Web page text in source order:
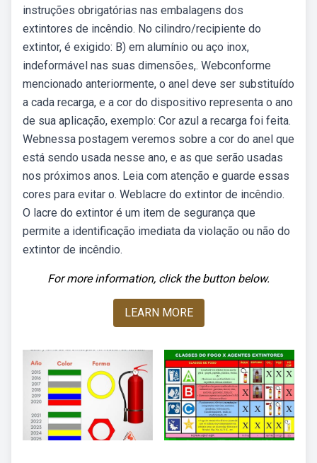
instruções obrigatórias nas embalagens dos
extintores de incêndio. No cilindro/recipiente do
extintor, é exigido: B) em alumínio ou aço inox,
indeformável nas suas dimensões,. Webconforme
mencionado anteriormente, o anel deve ser substituído
a cada recarga, e a cor do dispositivo representa o ano
de sua aplicação, exemplo: Cor azul a recarga foi feita.
Webnessa postagem veremos sobre a cor do anel que
está sendo usada nesse ano, e as que serão usadas
nos próximos anos. Leia com atenção e guarde essas
cores para evitar o. Weblacre do extintor de incêndio.
O lacre do extintor é um item de segurança que
permite a identificação imediata da violação ou não do
extintor de incêndio.
For more information, click the button below.
LEARN MORE